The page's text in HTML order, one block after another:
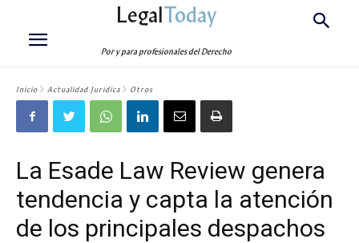
LegalToday
Por y para profesionales del Derecho
Inicio Actualidad Jurídica Otros
La Esade Law Review genera
tendencia y capta la atención
de los principales despachos